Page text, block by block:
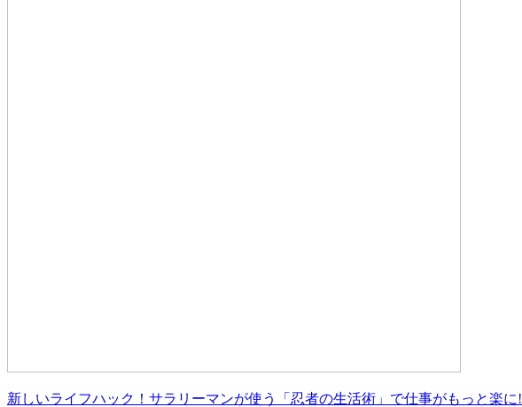
新しいライフハック！サラリーマンが使う「忍者の生活術」で仕事がもっと楽に!